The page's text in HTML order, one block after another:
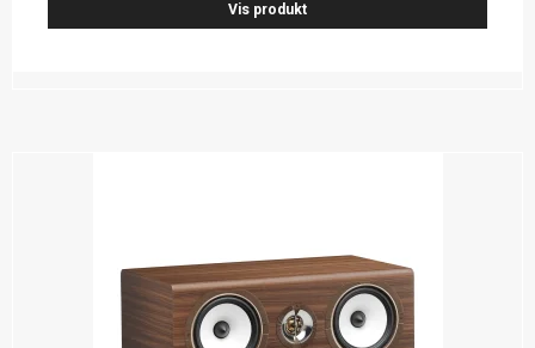
Vis produkt